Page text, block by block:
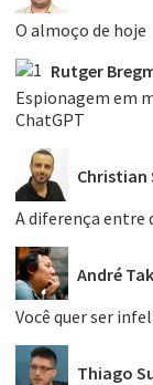
O almoço de hoje
Rutger
Espionagem em
ChatGPT
Christian
A diferença entre
André
Você quer ser
Thiago